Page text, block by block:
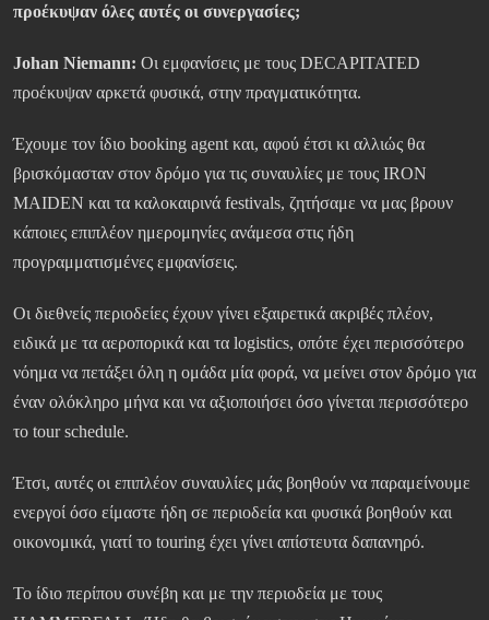
προέκυψαν όλες αυτές οι συνεργασίες;
Johan Niemann: Οι εμφανίσεις με τους DECAPITATED
προέκυψαν αρκετά φυσικά, στην πραγματικότητα.
Έχουμε τον ίδιο booking agent και, αφού έτσι κι αλλιώς θα
βρισκόμασταν στον δρόμο για τις συναυλίες με τους IRON
MAIDEN και τα καλοκαιρινά festivals, ζητήσαμε να μας βρουν
κάποιες επιπλέον ημερομηνίες ανάμεσα στις ήδη
προγραμματισμένες εμφανίσεις.
Οι διεθνείς περιοδείες έχουν γίνει εξαιρετικά ακριβές πλέον,
ειδικά με τα αεροπορικά και τα logistics, οπότε έχει περισσότερο
νόημα να πετάξει όλη η ομάδα μία φορά, να μείνει στον δρόμο για
έναν ολόκληρο μήνα και να αξιοποιήσει όσο γίνεται περισσότερο
το tour schedule.
Έτσι, αυτές οι επιπλέον συναυλίες μάς βοηθούν να παραμείνουμε
ενεργοί όσο είμαστε ήδη σε περιοδεία και φυσικά βοηθούν και
οικονομικά, γιατί το touring έχει γίνει απίστευτα δαπανηρό.
Το ίδιο περίπου συνέβη και με την περιοδεία με τους